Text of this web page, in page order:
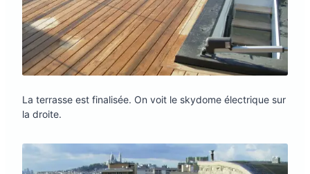
La terrasse est finalisée. On voit le skydome électrique sur
la droite.